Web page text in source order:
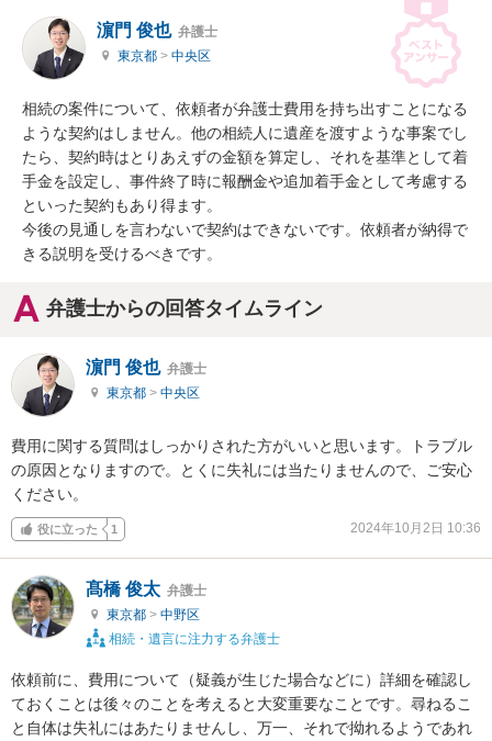
濵門 俊也 弁護士
東京都 > 中央区
相続の案件について、依頼者が弁護士費用を持ち出すことになる
ような契約はしません。他の相続人に遺産を渡すような事案でし
たら、契約時はとりあえずの金額を算定し、それを基準として着
手金を設定し、事件終了時に報酬金や追加着手金として考慮する
といった契約もあり得ます。
今後の見通しを言わないで契約はできないです。依頼者が納得で
きる説明を受けるべきです。
弁護士からの回答タイムライン
濵門 俊也 弁護士
東京都 > 中央区
費用に関する質問はしっかりされた方がいいと思います。トラブル
の原因となりますので。とくに失礼には当たりませんので、ご安心
ください。
役に立った 1 2024年10月2日 10:36
髙橋 俊太 弁護士
東京都 > 中野区
相続・遺言に注力する弁護士
依頼前に、費用について（疑義が生じた場合などに）詳細を確認し
ておくことは後々のことを考えると大変重要なことです。尋ねるこ
と自体は失礼にはあたりませんし、万一、それで拗れるようであれ